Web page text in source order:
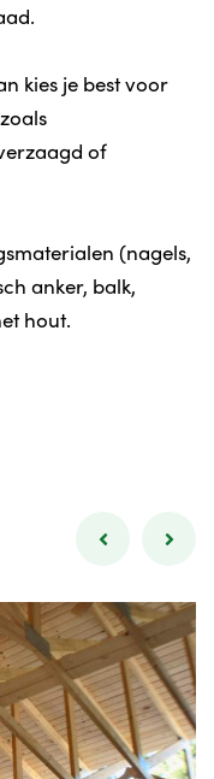
kies je best voor
of
(nagels,
anker, balk,
hout.